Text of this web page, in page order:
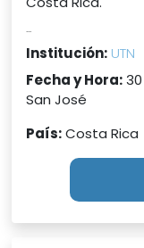
...
Institución: UTN
Fecha y Hora:
San José
País:Costa Rica